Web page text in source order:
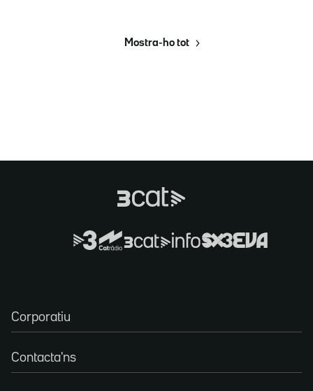
Mostra-ho tot
Corporatiu
Contacta'ns